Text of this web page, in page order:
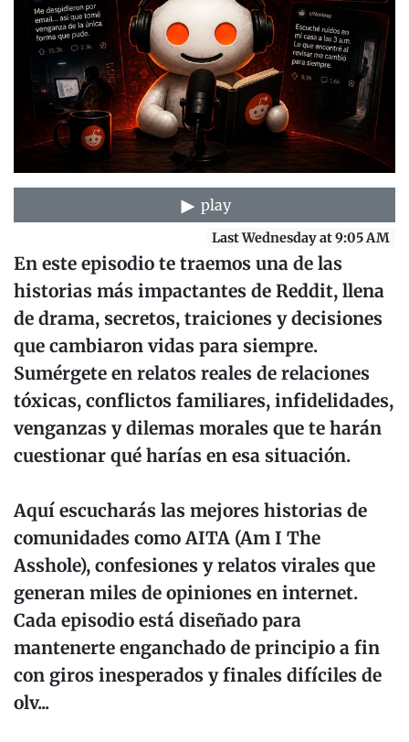
play
Last Wednesday at 9:05 AM
En este episodio te traemos una de las
historias más impactantes de Reddit, llena
de drama, secretos, traiciones y decisiones
que cambiaron vidas para siempre.
Sumérgete en relatos reales de relaciones
tóxicas, conflictos familiares, infidelidades,
venganzas y dilemas morales que te harán
cuestionar qué harías en esa situación.
Aquí escucharás las mejores historias de
comunidades como AITA (Am I The
Asshole), confesiones y relatos virales que
generan miles de opiniones en internet.
Cada episodio está diseñado para
mantenerte enganchado de principio a fin
con giros inesperados y finales difíciles de
olv...